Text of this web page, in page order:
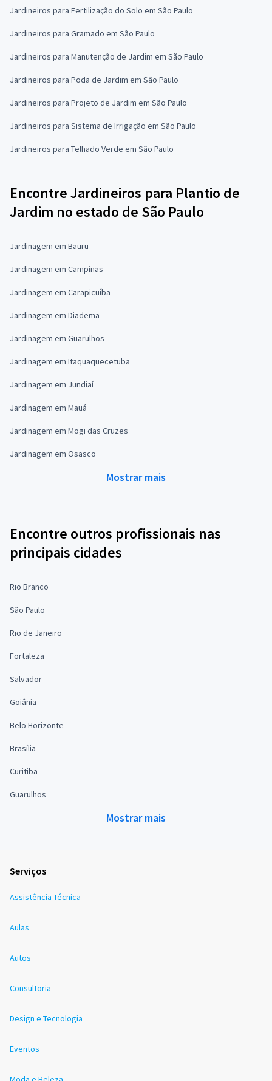
Jardineiros para Fertilização do Solo em São Paulo
Jardineiros para Gramado em São Paulo
Jardineiros para Manutenção de Jardim em São Paulo
Jardineiros para Poda de Jardim em São Paulo
Jardineiros para Projeto de Jardim em São Paulo
Jardineiros para Sistema de Irrigação em São Paulo
Jardineiros para Telhado Verde em São Paulo
Encontre Jardineiros para Plantio de
Jardim no estado de São Paulo
Jardinagem em Bauru
Jardinagem em Campinas
Jardinagem em Carapicuíba
Jardinagem em Diadema
Jardinagem em Guarulhos
Jardinagem em Itaquaquecetuba
Jardinagem em Jundiaí
Jardinagem em Mauá
Jardinagem em Mogi das Cruzes
Jardinagem em Osasco
Mostrar mais
Encontre outros profissionais nas
principais cidades
Rio Branco
São Paulo
Rio de Janeiro
Fortaleza
Salvador
Goiânia
Belo Horizonte
Brasília
Curitiba
Guarulhos
Mostrar mais
Serviços
Assistência Técnica
Aulas
Autos
Consultoria
Design e Tecnologia
Eventos